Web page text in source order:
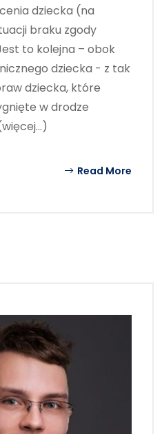
dziecka (na
braku zgody
to kolejna – obok
dziecka - z tak
dziecka, które
w drodze
Read More